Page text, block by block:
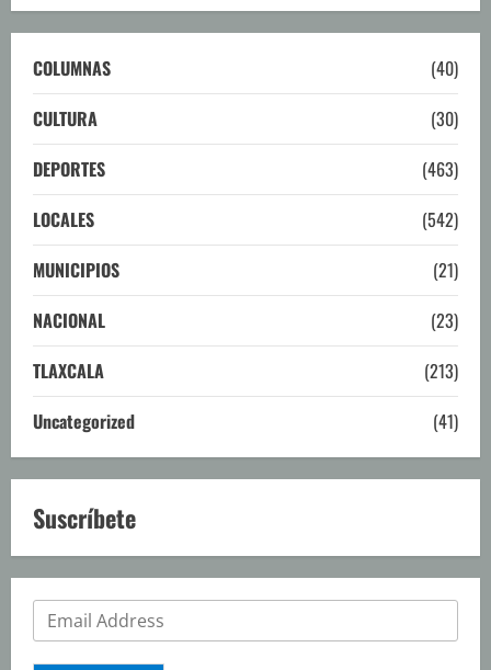
COLUMNAS
(40)
CULTURA
(30)
DEPORTES
(463)
LOCALES
(542)
MUNICIPIOS
(21)
NACIONAL
(23)
TLAXCALA
(213)
Uncategorized
(41)
Suscríbete